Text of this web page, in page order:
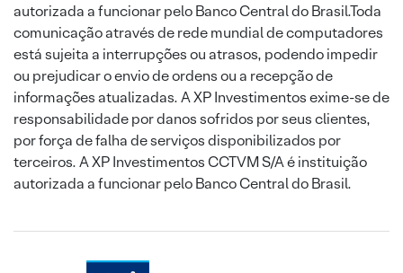
autorizada a funcionar pelo Banco Central do Brasil.Toda
comunicação através de rede mundial de computadores
está sujeita a interrupções ou atrasos, podendo impedir
ou prejudicar o envio de ordens ou a recepção de
informações atualizadas. A XP Investimentos exime-se de
responsabilidade por danos sofridos por seus clientes,
por força de falha de serviços disponibilizados por
terceiros. A XP Investimentos CCTVM S/A é instituição
autorizada a funcionar pelo Banco Central do Brasil.